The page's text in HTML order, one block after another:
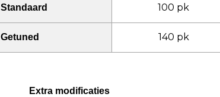
Standaard 100 pk
Getuned 140 pk
Extra modificaties